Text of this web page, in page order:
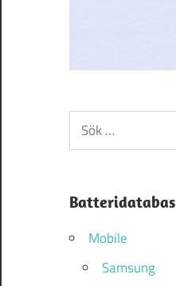
Sök
efter:
Batteridatabas
Mobile
Samsung